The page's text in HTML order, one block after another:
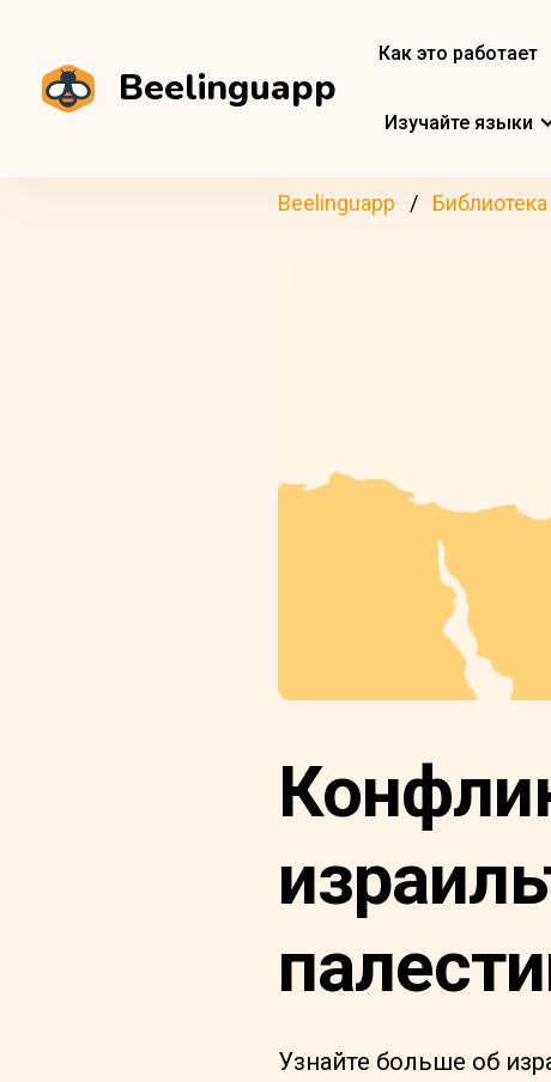
Beelinguapp
Как это работает
Изучайте языки
Beelinguapp Библиотека
Узнайте больше об